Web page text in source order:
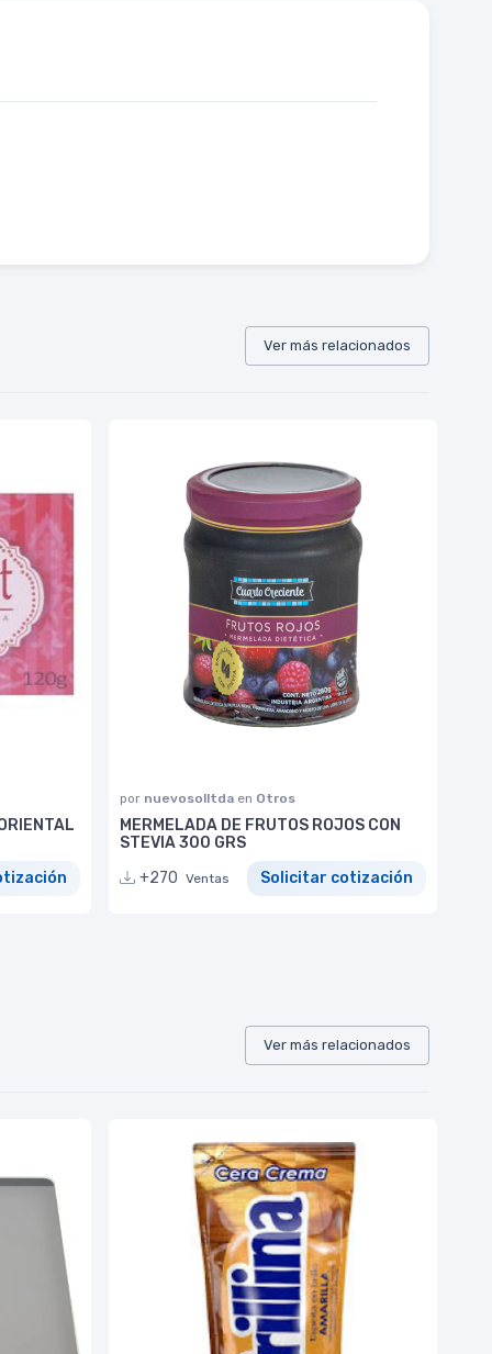
Ver más relacionados
por nuevosolltda en Otros
MERMELADA DE FRUTOS ROJOS CON
STEVIA 300 GRS
+270 Ventas Solicitar cotización
Ver más relacionados